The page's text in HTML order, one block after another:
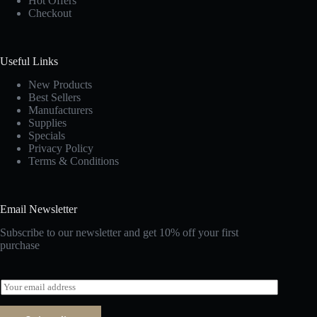
Checkout
Useful Links
New Products
Best Sellers
Manufacturers
Supplies
Specials
Privacy Policy
Terms & Conditions
Email Newsletter
Subscribe to our newsletter and get 10% off your first
purchase
E
m
a